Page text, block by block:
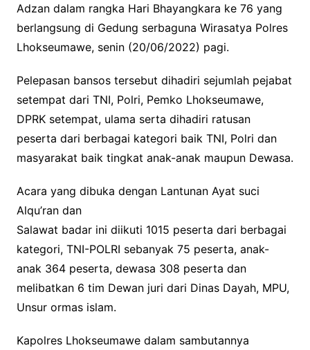
b
o
o
t
e
r
s
A
p
Adzan dalam rangka Hari Bhayangkara ke 76 yang
berlangsung di Gedung serbaguna Wirasatya Polres
Lhokseumawe, senin (20/06/2022) pagi.
Pelepasan bansos tersebut dihadiri sejumlah pejabat
setempat dari TNI, Polri, Pemko Lhokseumawe,
DPRK setempat, ulama serta dihadiri ratusan
peserta dari berbagai kategori baik TNI, Polri dan
masyarakat baik tingkat anak-anak maupun Dewasa.
Acara yang dibuka dengan Lantunan Ayat suci
Alqu’ran dan
Salawat badar ini diikuti 1015 peserta dari berbagai
kategori, TNI-POLRI sebanyak 75 peserta, anak-
anak 364 peserta, dewasa 308 peserta dan
melibatkan 6 tim Dewan juri dari Dinas Dayah, MPU,
Unsur ormas islam.
Kapolres Lhokseumawe dalam sambutannya